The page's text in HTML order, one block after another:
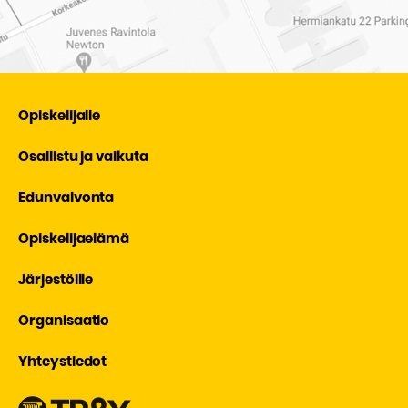
Opiskelijalle
Osallistu ja vaikuta
Edunvalvonta
Opiskelijaelämä
Järjestöille
Organisaatio
Yhteystiedot